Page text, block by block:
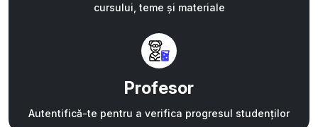
cursului, teme și materiale
Profesor
Autentifică-te pentru a verifica progresul studenților